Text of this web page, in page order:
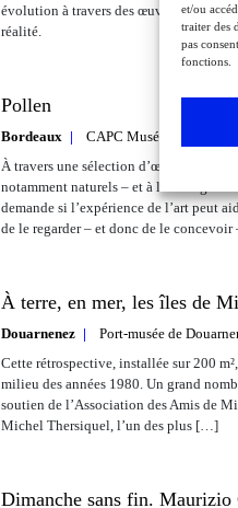
et/ou
traiter des
pas
fonctions.
évolution à travers des œuvres où le
réalité.
Pollen
Bordeaux
CAPC Musée d'art
À travers une sélection d’œuvres
notamment naturels – et à leurs
demande si l’expérience de l’art peut
de le regarder – et donc de le
À terre, en mer, les îles de
Douarnenez
Port-musée de
Cette rétrospective, installée sur 200
milieu des années 1980. Un grand
soutien de l’Association des Amis de
Michel Thersiquel, l’un des plus […]
Dimanche sans fin.